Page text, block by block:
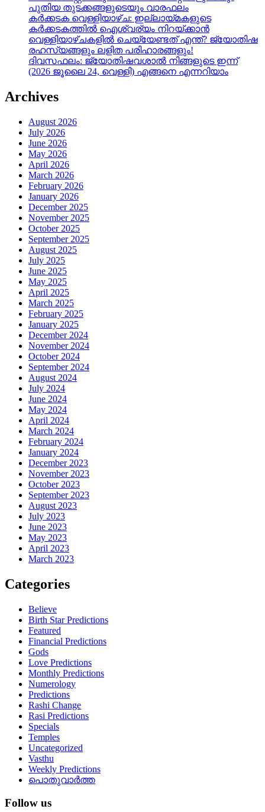
പുതിയ തുടക്കങ്ങളുടെയും വാരഫലം
കർക്കടക വെള്ളിയാഴ്ച: ഇല്ലായ്മകളുടെ
കർക്കടകത്തിൽ ഐശ്വര്യം നിറയ്ക്കാൻ
വെള്ളിയാഴ്ചകളിൽ ചെയ്യേണ്ടത് എന്ത്? ജ്യോതിഷ
രഹസ്യങ്ങളും ലളിത പരിഹാരങ്ങളും!
ദിവസഫലം: ജ്യോതിഷവശാൽ നിങ്ങളുടെ ഇന്ന്‌
(2026 ജൂലൈ 24, വെള്ളി) എങ്ങനെ എന്നറിയാം
Archives
August 2026
July 2026
June 2026
May 2026
April 2026
March 2026
February 2026
January 2026
December 2025
November 2025
October 2025
September 2025
August 2025
July 2025
June 2025
May 2025
April 2025
March 2025
February 2025
January 2025
December 2024
November 2024
October 2024
September 2024
August 2024
July 2024
June 2024
May 2024
April 2024
March 2024
February 2024
January 2024
December 2023
November 2023
October 2023
September 2023
August 2023
July 2023
June 2023
May 2023
April 2023
March 2023
Categories
Believe
Birth Star Predictions
Featured
Financial Predictions
Gods
Love Predictions
Monthly Predictions
Numerology
Predictions
Rashi Change
Rasi Predictions
Specials
Temples
Uncategorized
Vasthu
Weekly Predictions
പൊതുവാർത്ത
Follow us